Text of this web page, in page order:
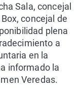
Sala, concejal
concejal de
plena
a
en la
informado la
Veredas.